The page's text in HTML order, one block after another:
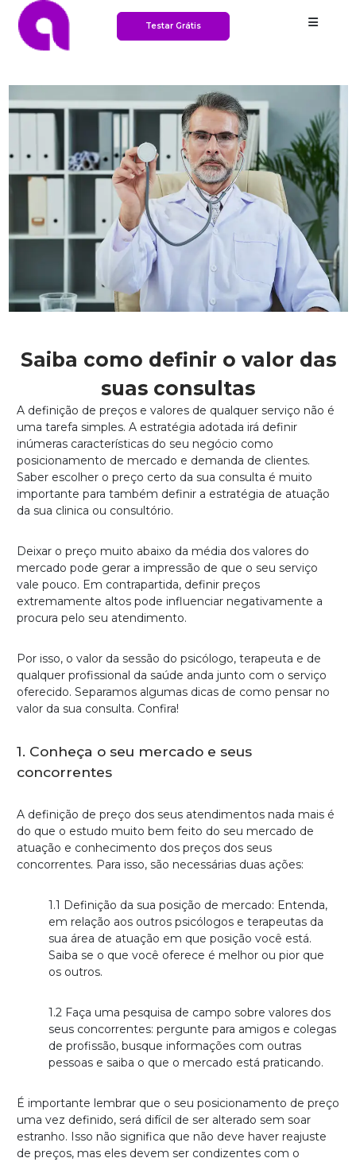
Testar Grátis
Saiba como definir o valor das
suas consultas
A definição de preços e valores de qualquer serviço não é
uma tarefa simples. A estratégia adotada irá definir
inúmeras características do seu negócio como
posicionamento de mercado e demanda de clientes.
Saber escolher o preço certo da sua consulta é muito
importante para também definir a estratégia de atuação
da sua clinica ou consultório.
Deixar o preço muito abaixo da média dos valores do
mercado pode gerar a impressão de que o seu serviço
vale pouco. Em contrapartida, definir preços
extremamente altos pode influenciar negativamente a
procura pelo seu atendimento.
Por isso, o valor da sessão do psicólogo, terapeuta e de
qualquer profissional da saúde anda junto com o serviço
oferecido. Separamos algumas dicas de como pensar no
valor da sua consulta. Confira!
1. Conheça o seu mercado e seus
concorrentes
A definição de preço dos seus atendimentos nada mais é
do que o estudo muito bem feito do seu mercado de
atuação e conhecimento dos preços dos seus
concorrentes. Para isso, são necessárias duas ações:
1.1 Definição da sua posição de mercado: Entenda,
em relação aos outros psicólogos e terapeutas da
sua área de atuação em que posição você está.
Saiba se o que você oferece é melhor ou pior que
os outros.
1.2 Faça uma pesquisa de campo sobre valores dos
seus concorrentes: pergunte para amigos e colegas
de profissão, busque informações com outras
pessoas e saiba o que o mercado está praticando.
É importante lembrar que o seu posicionamento de preço
uma vez definido, será difícil de ser alterado sem soar
estranho. Isso não significa que não deve haver reajuste
de preços, mas eles devem ser condizentes com o